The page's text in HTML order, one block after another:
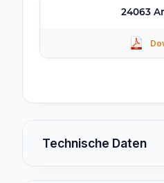
24063
Technische Daten